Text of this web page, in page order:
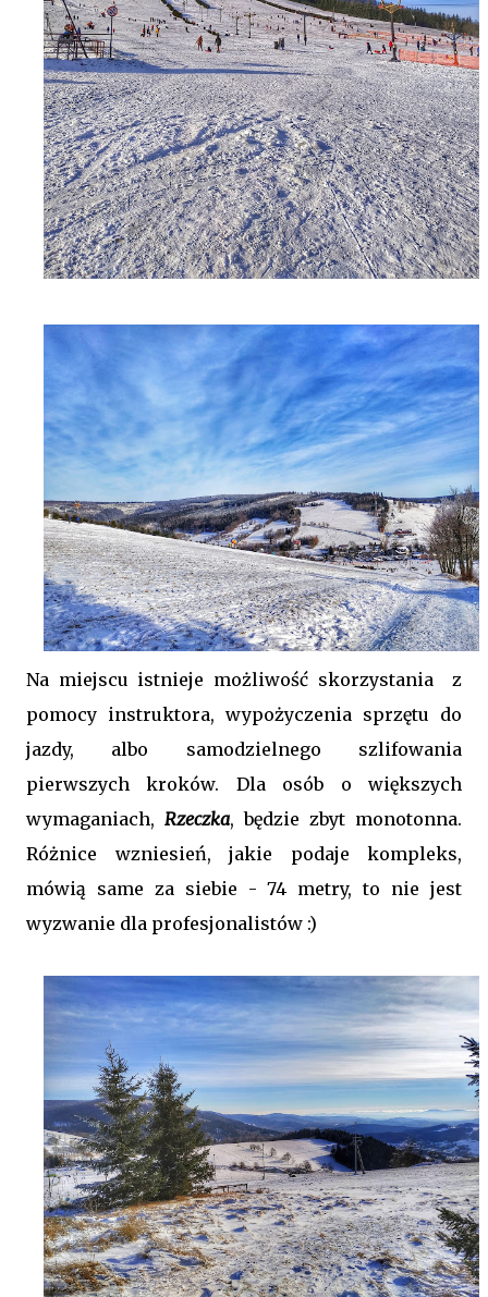
Na miejscu istnieje możliwość skorzystania z
pomocy instruktora, wypożyczenia sprzętu do
jazdy, albo samodzielnego szlifowania
pierwszych kroków. Dla osób o większych
wymaganiach, Rzeczka, będzie zbyt monotonna.
Różnice wzniesień, jakie podaje kompleks,
mówią same za siebie - 74 metry, to nie jest
wyzwanie dla profesjonalistów :)